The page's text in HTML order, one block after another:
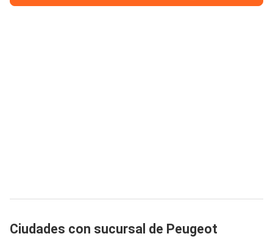
Ciudades con sucursal de Peugeot